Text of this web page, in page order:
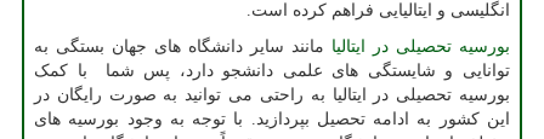
انگلیسی و ایتالیایی فراهم کرده است.
بورسیه تحصیلی در ایتالیا مانند سایر دانشگاه های جهان بستگی به
توانایی و شایستگی های علمی دانشجو دارد، پس شما با کمک
بورسیه تحصیلی در ایتالیا به راحتی می توانید به صورت رایگان در
این کشور به ادامه تحصیل بپردازید. با توجه به وجود بورسیه های